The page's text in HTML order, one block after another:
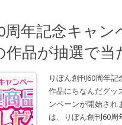
周年記念キャン
品が抽選で当
りぼん創刊60周年記
作品にちなんだグッ
ンペーンが開始され
は、りぼん創刊60周